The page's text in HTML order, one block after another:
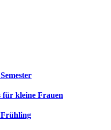
für kleine Frauen
Frühling